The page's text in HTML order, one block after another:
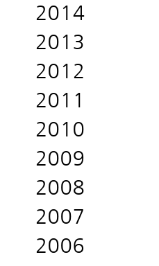
2014
2013
2012
2011
2010
2009
2008
2007
2006